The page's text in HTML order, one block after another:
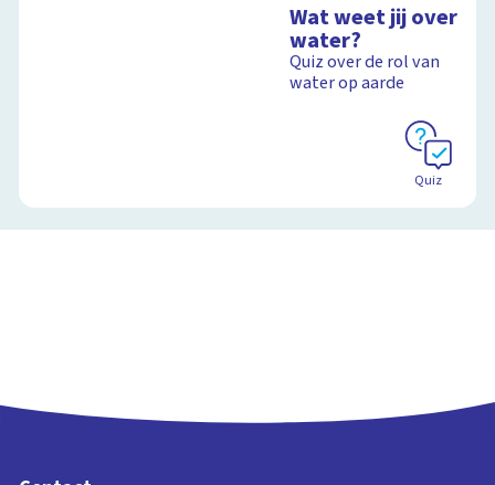
Wat weet jij over
water?
Quiz over de rol van
water op aarde
Quiz